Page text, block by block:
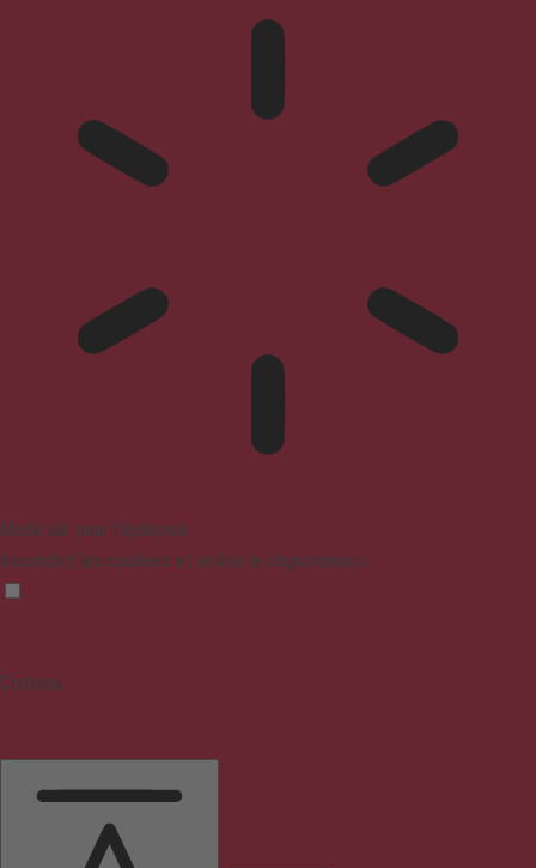
Mode sûr pour l'épilepsie
Assombrit les couleurs et arrête le clignotement
Contenu